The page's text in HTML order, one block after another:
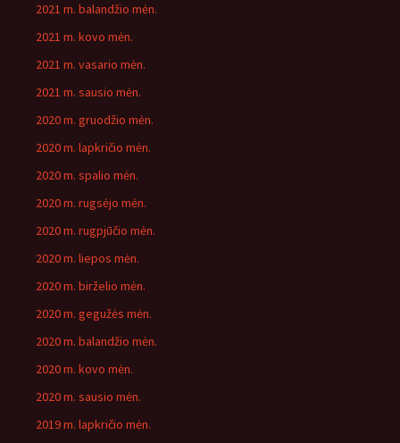
2021 m. balandžio mėn.
2021 m. kovo mėn.
2021 m. vasario mėn.
2021 m. sausio mėn.
2020 m. gruodžio mėn.
2020 m. lapkričio mėn.
2020 m. spalio mėn.
2020 m. rugsėjo mėn.
2020 m. rugpjūčio mėn.
2020 m. liepos mėn.
2020 m. birželio mėn.
2020 m. gegužės mėn.
2020 m. balandžio mėn.
2020 m. kovo mėn.
2020 m. sausio mėn.
2019 m. lapkričio mėn.